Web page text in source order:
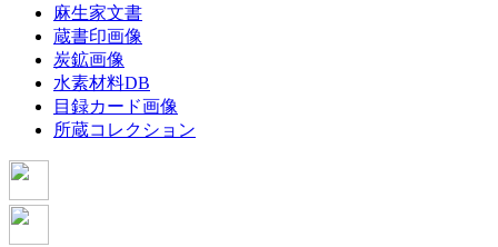
麻生家文書
蔵書印画像
炭鉱画像
水素材料DB
目録カード画像
所蔵コレクション